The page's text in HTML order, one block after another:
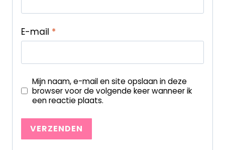
E-mail *
Mijn naam, e-mail en site opslaan in deze
browser voor de volgende keer wanneer ik
een reactie plaats.